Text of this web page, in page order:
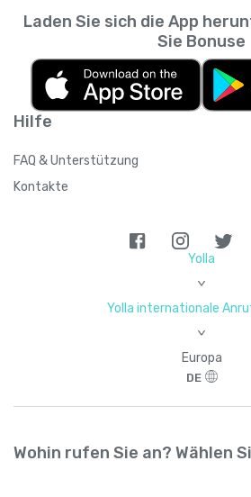
Hilfe
FAQ & Unterstützung
Kontakte
Laden Sie sich die App
Sie Bonuse
Yolla
>
Yolla internationale
>
Europa
DE
Wohin rufen Sie an? Wählen